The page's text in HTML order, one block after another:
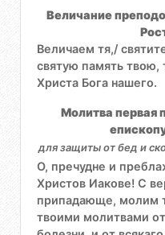
Величание
Величаем тя,/
святую память
Христа Бога нашего.
Молитва первая
для защиты от бед и
О, пречудне и
Христов Иакове! С
припадающе, молим
твоими молитвами